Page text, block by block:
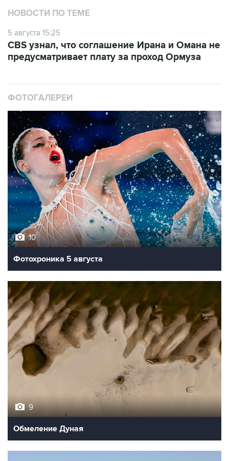
НОВОСТИ ПО ТЕМЕ
5 августа 15:25
CBS узнал, что соглашение Ирана и Омана не
предусматривает плату за проход Ормуза
ФОТОГАЛЕРЕИ
10
Фотохроника 5 августа
9
Обмеление Дуная